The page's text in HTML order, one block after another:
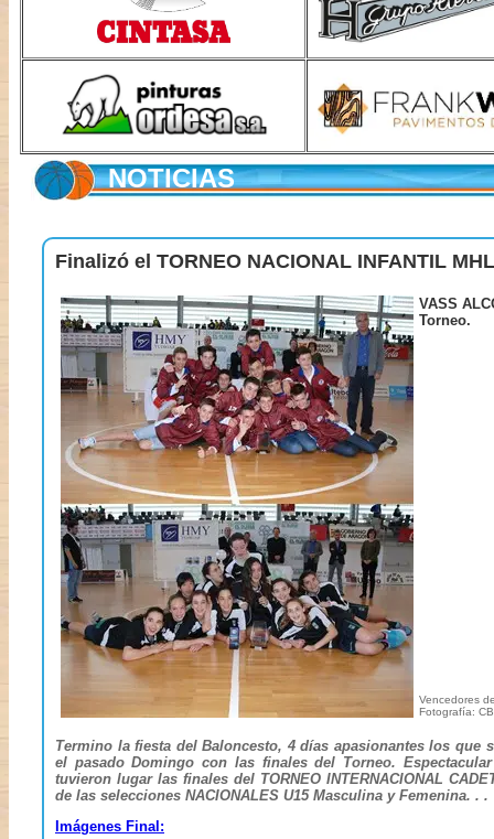
NOTICIAS
Finalizó el TORNEO NACIONAL INFANTIL
VASS
Torneo.
Vencedores
Fotografía:
Termino la fiesta del Baloncesto, 4 días apasionantes los
el pasado Domingo con las finales del Torneo.
tuvieron lugar las finales del TORNEO INTERNACIONAL
de las selecciones NACIONALES U15 Masculina y Femenina. . .
Imágenes Final: